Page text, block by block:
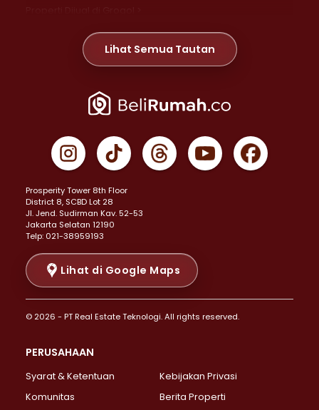
Properti Dijual di Meruya >
Properti Dijual di Jelambar >
Properti Dijual di Jakarta Pusat >
Properti Dijual di Gambir >
Properti Dijual di Johar Baru >
Properti Dijual di Menteng >
Properti Dijual di Senen >
Properti Dijual di Tanah Abang >
Properti Dijual di Cikini >
Properti Dijual di Kramat >
Properti Dijual di Pasar Baru >
Properti Dijual di Bendungan Hilir >
Properti Dijual di Jakarta Selatan >
Properti Dijual di Lebak Bulus >
Properti Dijual di Gandaria Selatan >
Properti Dijual di Pondok Labu >
Lihat Semua Tautan
Prosperity Tower 8th Floor
District 8, SCBD Lot 28
JI. Jend. Sudirman Kav. 52-53
Jakarta Selatan 12190
Telp: 021-38959193
Lihat di Google Maps
© 2026 - PT Real Estate Teknologi. All rights reserved.
PERUSAHAAN
Syarat & Ketentuan
Kebijakan Privasi
Komunitas
Berita Properti